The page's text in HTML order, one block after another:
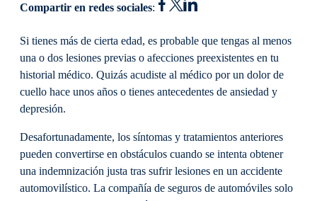
Compartir en redes sociales:
Si tienes más de cierta edad, es probable que tengas al menos
una o dos lesiones previas o afecciones preexistentes en tu
historial médico. Quizás acudiste al médico por un dolor de
cuello hace unos años o tienes antecedentes de ansiedad y
depresión.
Desafortunadamente, los síntomas y tratamientos anteriores
pueden convertirse en obstáculos cuando se intenta obtener
una indemnización justa tras sufrir lesiones en un accidente
automovilístico. La compañía de seguros de automóviles solo